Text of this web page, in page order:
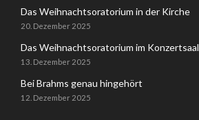
Das Weihnachtsoratorium in der Kirche
20. Dezember 2025
Das Weihnachtsoratorium im Konzertsaal
13. Dezember 2025
Bei Brahms genau hingehört
12. Dezember 2025